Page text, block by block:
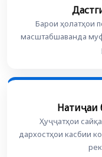
Барои ҳолатҳои
масштабшаванда
Натиҷаи
Ҳуҷҷатҳои
дархостҳои касбии